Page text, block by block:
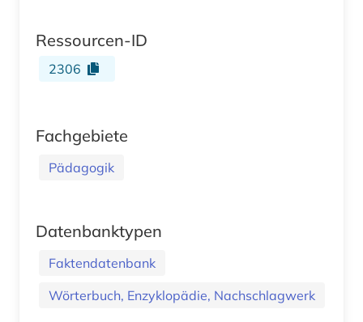
Ressourcen-ID
2306
Fachgebiete
Pädagogik
Datenbanktypen
Faktendatenbank
Wörterbuch, Enzyklopädie, Nachschlagwerk